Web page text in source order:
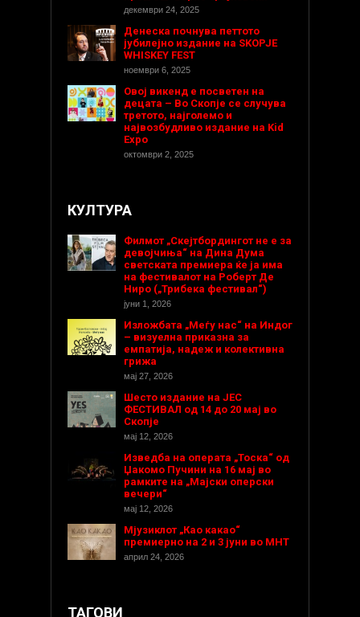
декември 24, 2025
Денеска почнува петтото
јубилејно издание на SKOPJE
WHISKEY FEST
ноември 6, 2025
Овој викенд е посветен на
децата – Во Скопје се случува
третото, најголемо и
највозбудливо издание на Kid
Expo
октомври 2, 2025
КУЛТУРА
Филмот „Скејтбордингот не е за
девојчиња“ на Дина Дума
светската премиера ќе ја има
на фестивалот на Роберт Де
Ниро („Трибека фестивал“)
јуни 1, 2026
Изложбата „Меѓу нас“ на Индог
– визуелна приказна за
емпатија, надеж и колективна
грижа
мај 27, 2026
Шесто издание на ЈЕС
ФЕСТИВАЛ од 14 до 20 мај во
Скопје
мај 12, 2026
Изведба на операта „Тоска“ од
Џакомо Пучини на 16 мај во
рамките на „Мајски оперски
вечери“
мај 12, 2026
Мјузиклот „Као какао“
премиерно на 2 и 3 јуни во МНТ
април 24, 2026
ТАГОВИ